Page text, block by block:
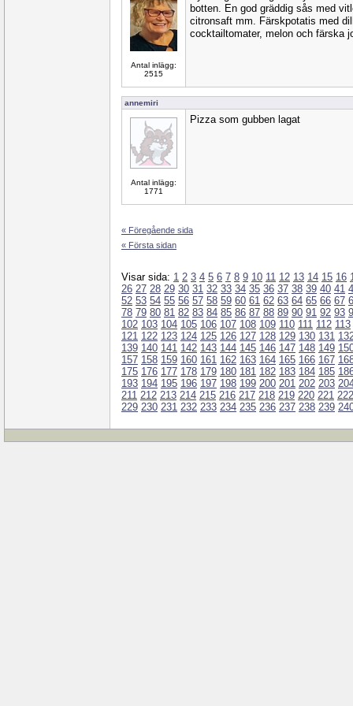
Antal inlägg:
2515
botten. En god gräddig sås med
citronsaft mm. Färskpotatis med
cocktailtomater, melon och färska
annemiri
Antal inlägg:
1771
Pizza som gubben lagat
« Föregående sida
« Första sidan
Visar sida: 1 2 3 4 5 6 7 8 9 10 11 12 13 14 15 16
26 27 28 29 30 31 32 33 34 35 36 37 38 39 40 41
52 53 54 55 56 57 58 59 60 61 62 63 64 65 66 67
78 79 80 81 82 83 84 85 86 87 88 89 90 91 92 93
102 103 104 105 106 107 108 109 110 111 112 113
121 122 123 124 125 126 127 128 129 130 131
139 140 141 142 143 144 145 146 147 148 149
157 158 159 160 161 162 163 164 165 166 167
175 176 177 178 179 180 181 182 183 184 185
193 194 195 196 197 198 199 200 201 202 203
211 212 213 214 215 216 217 218 219 220 221 222
229 230 231 232 233 234 235 236 237 238 239